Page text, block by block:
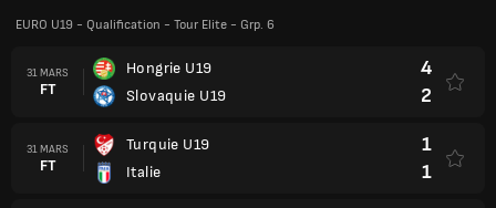
EURO U19 - Qualification - Tour Elite - Grp. 6
31 MARS
FT
Hongrie U19
Slovaquie U19
4
2
31 MARS
FT
Turquie U19
Italie
1
1